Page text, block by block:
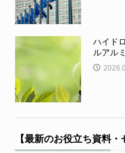
ハイド
ルアル
【最新のお役立ち資料・